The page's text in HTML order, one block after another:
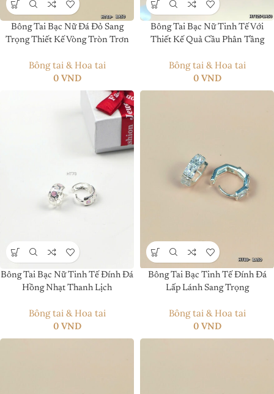
Bông Tai Bạc Nữ Đá Đỏ Sang
Trọng Thiết Kế Vòng Tròn Trơn
Bông tai & Hoa tai
0 VND
Bông Tai Bạc Nữ Tinh Tế Với
Thiết Kế Quả Cầu Phân Tầng
Bông tai & Hoa tai
0 VND
Bông Tai Bạc Nữ Tinh Tế Đính Đá
Hồng Nhạt Thanh Lịch
Bông tai & Hoa tai
0 VND
Bông Tai Bạc Tinh Tế Đính Đá
Lấp Lánh Sang Trọng
Bông tai & Hoa tai
0 VND